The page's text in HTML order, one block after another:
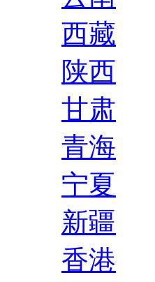
西藏
陕西
甘肃
青海
宁夏
新疆
香港